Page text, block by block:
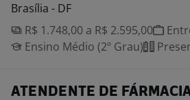
Brasília - DF
R$ 1.748,00 a R$ 2.595,00
Ensino Médio (2º Grau)
ATENDENTE DE